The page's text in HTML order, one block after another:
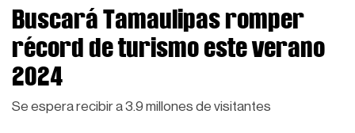
Buscará Tamaulipas romper
récord de turismo este verano
2024
Se espera recibir a 3.9 millones de visitantes